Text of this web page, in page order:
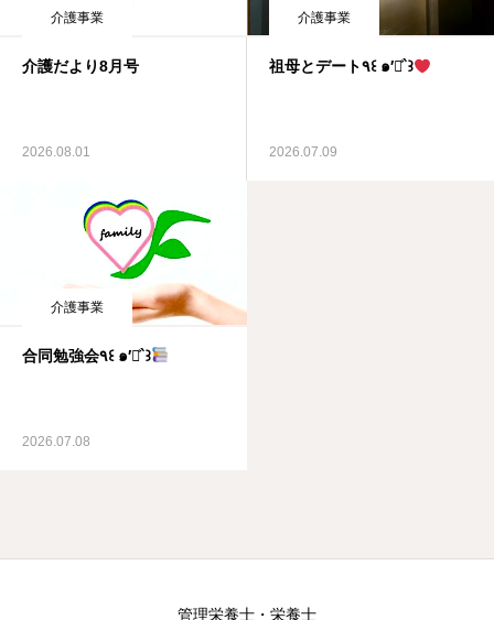
介護事業
介護だより8月号
2026.08.01
介護事業
祖母とデート٩꒰ ๑′◡͐`꒱
2026.07.09
介護事業
合同勉強会٩꒰ ๑′◡͐`꒱
2026.07.08
管理栄養士・栄養士